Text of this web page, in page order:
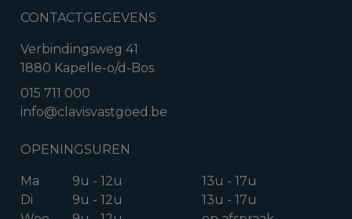
CONTACTGEGEVENS
Verbindingsweg 41
1880 Kapelle-o/d-Bos
015 711 000
info@clavisvastgoed.be
OPENINGSUREN
Ma 9u - 12u
13u - 17u
Di
9u - 12u
13u - 17u